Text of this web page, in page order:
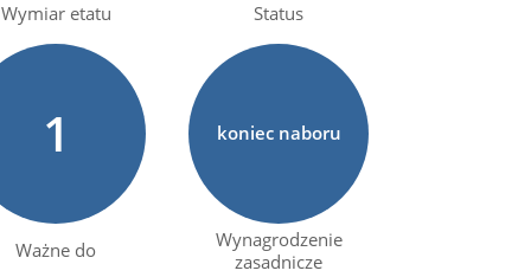
Wymiar etatu
1
Status
koniec naboru
Ważne do
Wynagrodzenie
zasadnicze